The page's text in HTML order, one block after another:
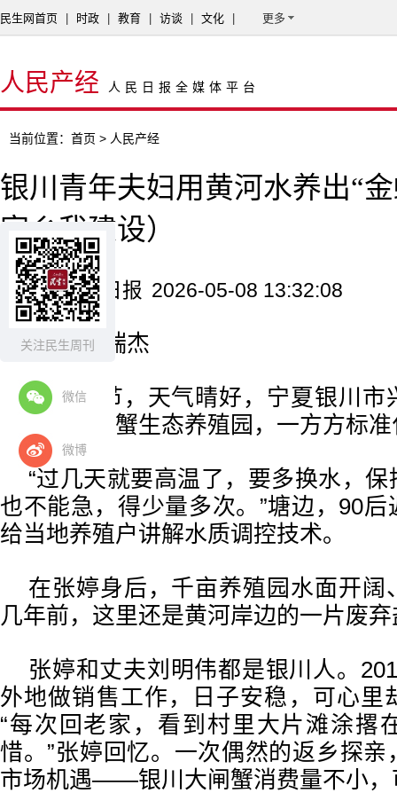
关注民生周刊
微信
微博
民生网首页 时政 教育 访谈 文化 更多
人民产经 人民日报全媒体平台
当前位置： 首页 > 人民产经
银川青年夫妇用黄河水养出“
家乡我建设）
来源：人民日报 2026-05-08 13:32:08
记者 秦瑞杰
初夏时节，天气晴好，宁夏银川市
上黄河大闸蟹生态养殖园，一方方标
“过几天就要高温了，要多换水，
也不能急，得少量多次。”塘边，90
给当地养殖户讲解水质调控技术。
在张婷身后，千亩养殖园水面开阔
几年前，这里还是黄河岸边的一片废
张婷和丈夫刘明伟都是银川人。
外地做销售工作，日子安稳，可心里
“每次回老家，看到村里大片滩涂撂
惜。”张婷回忆。一次偶然的返乡探
市场机遇——银川大闸蟹消费量不小，